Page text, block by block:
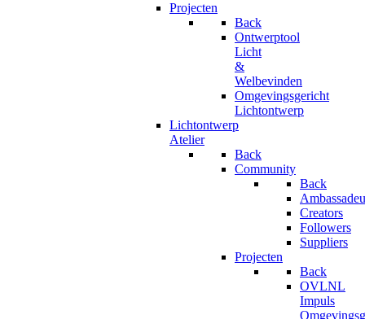
Projecten
Back
Ontwerptool
Licht
&
Welbevinden
Omgevingsgericht
Lichtontwerp
Lichtontwerp
Atelier
Back
Community
Back
Creators
Followers
Suppliers
Projecten
Back
OVLNL
Impuls